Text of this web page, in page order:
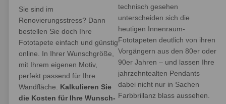
Sie sind im
Renovierungsstress? Dann
bestellen Sie doch Ihre
Fototapete einfach und günstig
online. In Ihrer Wunschgröße,
mit Ihrem eigenen Motiv,
perfekt passend für Ihre
Wandfläche. Kalkulieren Sie
die Kosten für Ihre Wunsch-
technisch gesehen
unterscheiden sich die
heutigen Innenraum-
Fototapeten deutlich von ihren
Vorgängern aus den 80er oder
90er Jahren – und lassen Ihre
jahrzehntealten Pendants
dabei nicht nur in Sachen
Farbbrillanz blass aussehen.